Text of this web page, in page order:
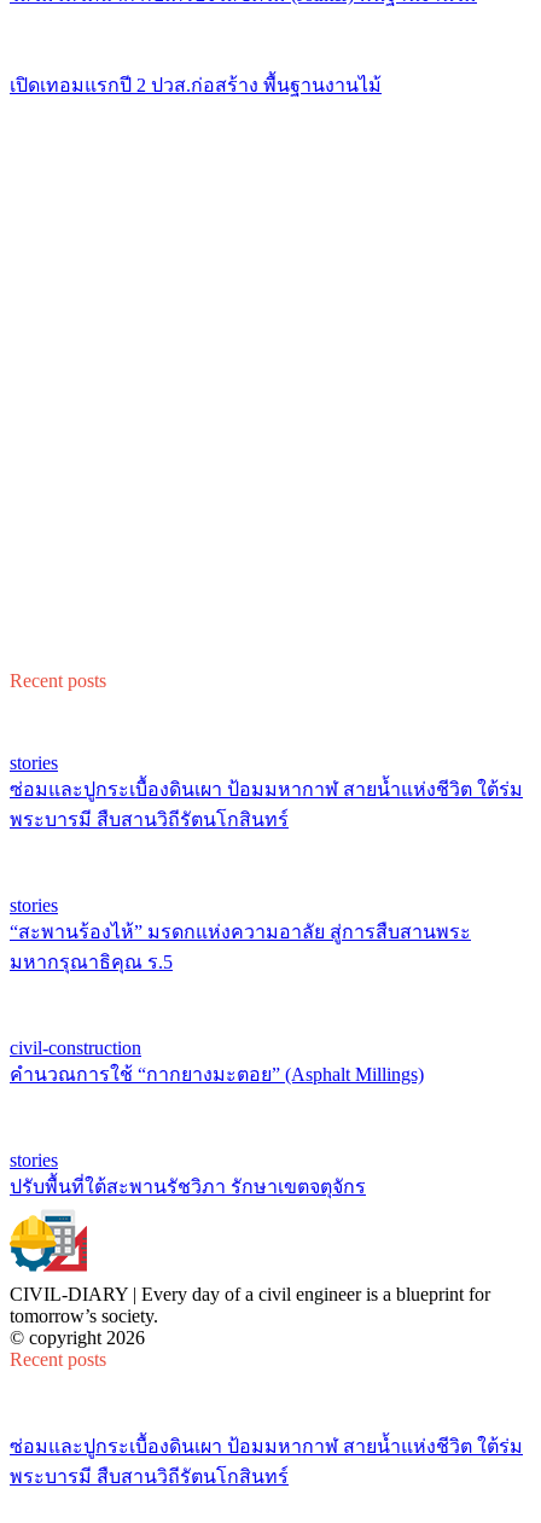
เปิดเทอมแรกปี 2 ปวส.ก่อสร้าง พื้นฐานงานไม้
Recent posts
stories
ซ่อมและปูกระเบื้องดินเผา ป้อมมหากาฬ สายน้ำแห่งชีวิต ใต้ร่ม
พระบารมี สืบสานวิถีรัตนโกสินทร์
stories
“สะพานร้องไห้” มรดกแห่งความอาลัย สู่การสืบสานพระ
มหากรุณาธิคุณ ร.5
civil-construction
คำนวณการใช้ “กากยางมะตอย” (Asphalt Millings)
stories
ปรับพื้นที่ใต้สะพานรัชวิภา รักษาเขตจตุจักร
CIVIL-DIARY | Every day of a civil engineer is a blueprint for
tomorrow’s society.
© copyright 2026
Recent posts
ซ่อมและปูกระเบื้องดินเผา ป้อมมหากาฬ สายน้ำแห่งชีวิต ใต้ร่ม
พระบารมี สืบสานวิถีรัตนโกสินทร์